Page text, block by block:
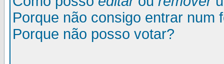
Porque não consigo entrar num
Porque não posso votar?